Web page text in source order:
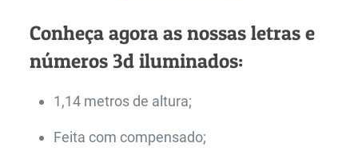
Conheça agora as nossas letras e
números 3d iluminados:
1,14 metros de altura;
Feita com compensado;